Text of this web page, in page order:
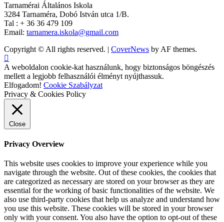
Tarnamérai Általános Iskola
3284 Tarnaméra, Dobó István utca 1/B.
Tal : + 36 36 479 109
Email: tarnamera.iskola@gmail.com
Copyright © All rights reserved. | CoverNews by AF themes.
A weboldalon cookie-kat használunk, hogy biztonságos böngészés
mellett a legjobb felhasználói élményt nyújthassuk.
Elfogadom! Cookie Szabályzat
Privacy & Cookies Policy
Close
Privacy Overview
This website uses cookies to improve your experience while you
navigate through the website. Out of these cookies, the cookies that
are categorized as necessary are stored on your browser as they are
essential for the working of basic functionalities of the website. We
also use third-party cookies that help us analyze and understand how
you use this website. These cookies will be stored in your browser
only with your consent. You also have the option to opt-out of these